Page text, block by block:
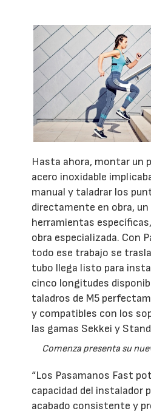
Hasta ahora, montar un
acero inoxidable
manual y taladrar los
directamente en obra, un
herramientas
obra especializada. Con
todo ese trabajo se
tubo llega listo para
cinco longitudes
taladros de M5
y compatibles con los
las gamas Sekkei y
Comenza presenta su
“Los Pasamanos Fast
capacidad del instalador
acabado consistente y